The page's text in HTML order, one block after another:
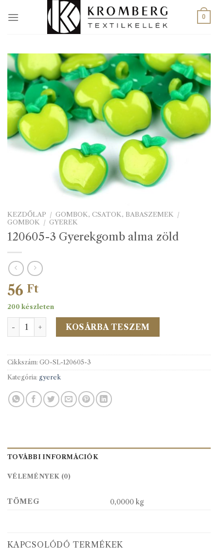
0
KEZDŐLAP / GOMBOK, CSATOK, BABASZEMEK /
GOMBOK / GYEREK
120605-3 Gyerekgomb alma zöld
56 Ft
200 készleten
120605-3 Gyerekgomb alma zöld mennyiség
KOSÁRBA TESZEM
Cikkszám: GO-SL-120605-3
Kategória: gyerek
TOVÁBBI INFORMÁCIÓK
VÉLEMÉNYEK (0)
TÖMEG 0,0000 kg
KAPCSOLÓDÓ TERMÉKEK